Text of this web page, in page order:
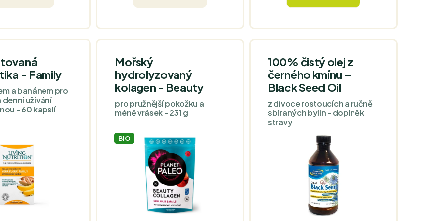
krav z volného
a šetrné sušení
bioaktivní
kolostra bez
oregano ve vysokých
Tureckých horách.
množství oleje z divokého
používá jetelový med a
prášek z řepné šťávy.
- Family
a banánem pro
denní užívání
- 60 kapslí
Mořský
hydrolyzovaný
kolagen - Beauty
pro pružnější pokožku a
méně vrásek - 231 g
BIO
100% čistý olej z
černého kmínu –
Black Seed Oil
z divoce rostoucích a ručně
sbíraných bylin - doplněk
stravy